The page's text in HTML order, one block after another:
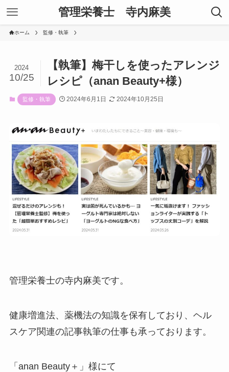
管理栄養士 寺内麻美
ホーム 監修・執筆
【執筆】梅干しを使ったアレンジ
レシピ（anan Beauty+様）
2024
10/25
監修・執筆 2024年6月1日 2024年10月25日
管理栄養士の寺内麻美です。
健康増進法、薬機法の知識を保有しており、ヘル
スケア関連の記事執筆の仕事も承っております。
「anan Beauty＋」様にて